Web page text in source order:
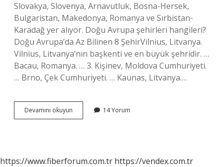
Slovakya, Slovenya, Arnavutluk, Bosna-Hersek,
Bulgaristan, Makedonya, Romanya ve Sırbistan-
Karadağ yer alıyor. Doğu Avrupa şehirleri hangileri?
Doğu Avrupa’da Az Bilinen 8 ŞehirVilnius, Litvanya.
Vilnius, Litvanya’nın başkenti ve en büyük şehridir. …
Bacau, Romanya. … 3. Kişinev, Moldova Cumhuriyeti.
… Brno, Çek Cumhuriyeti. … Kaunas, Litvanya.…
Devamını okuyun
Avrupa
14 Yorum
https://www.fiberforum.com.tr https://vendex.com.tr